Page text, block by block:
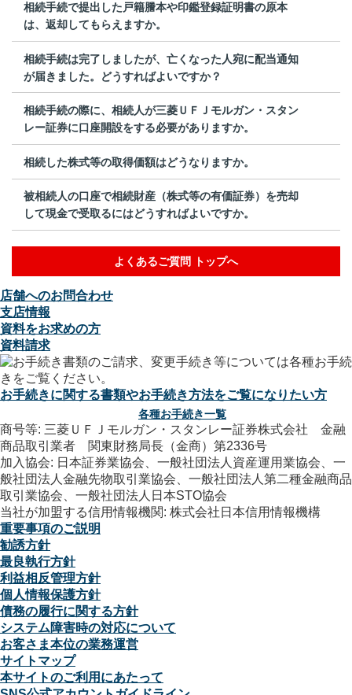
相続手続で提出した戸籍謄本や印鑑登録証明書の原本
は、返却してもらえますか。
相続手続は完了しましたが、亡くなった人宛に配当通知
が届きました。どうすればよいですか？
相続手続の際に、相続人が三菱ＵＦＪモルガン・スタン
レー証券に口座開設をする必要がありますか。
相続した株式等の取得価額はどうなりますか。
被相続人の口座で相続財産（株式等の有価証券）を売却
して現金で受取るにはどうすればよいですか。
よくあるご質問 トップへ
店舗へのお問合わせ
支店情報
資料をお求めの方
資料請求
お手続きに関する書類やお手続き方法をご覧になりたい方
各種お手続き一覧
商号等: 三菱ＵＦＪモルガン・スタンレー証券株式会社 金融
商品取引業者 関東財務局長（金商）第2336号
加入協会: 日本証券業協会、一般社団法人資産運用業協会、一
般社団法人金融先物取引業協会、一般社団法人第二種金融商品
取引業協会、一般社団法人日本STO協会
当社が加盟する信用情報機関: 株式会社日本信用情報機構
重要事項のご説明
勧誘方針
最良執行方針
利益相反管理方針
個人情報保護方針
債務の履行に関する方針
システム障害時の対応について
お客さま本位の業務運営
サイトマップ
本サイトのご利用にあたって